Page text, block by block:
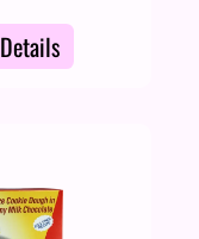
Details